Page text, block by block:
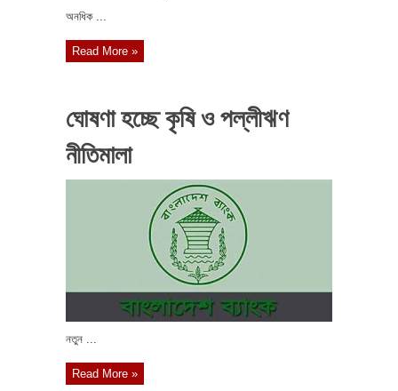
অনধিক ...
Read More »
ঘোষণা হচ্ছে কৃষি ও পল্লীঋণ
নীতিমালা
নতুন ...
Read More »